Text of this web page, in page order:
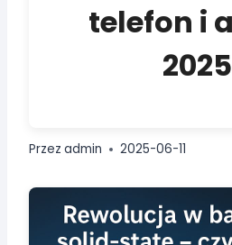
telefon i
Przez admin 2025-06-11